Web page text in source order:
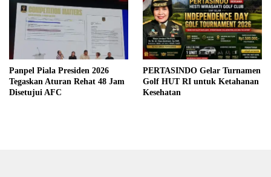
Panpel Piala Presiden 2026
Tegaskan Aturan Rehat 48 Jam
Disetujui AFC
PERTASINDO Gelar Turnamen
Golf HUT RI untuk Ketahanan
Kesehatan